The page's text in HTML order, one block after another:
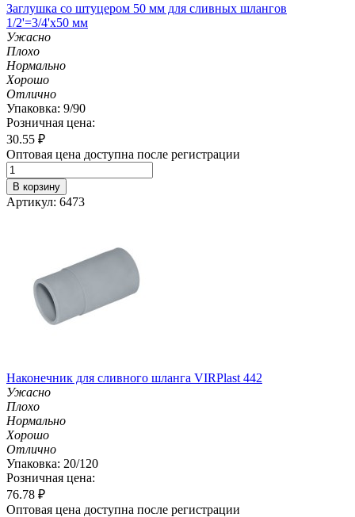
Заглушка со штуцером 50 мм для сливных шлангов
1/2'=3/4'х50 мм
Ужасно
Плохо
Нормально
Хорошо
Отлично
Упаковка: 9/90
Розничная цена:
30.55 ₽
Оптовая цена доступна после регистрации
В корзину
Артикул: 6473
Наконечник для сливного шланга VIRPlast 442
Ужасно
Плохо
Нормально
Хорошо
Отлично
Упаковка: 20/120
Розничная цена:
76.78 ₽
Оптовая цена доступна после регистрации